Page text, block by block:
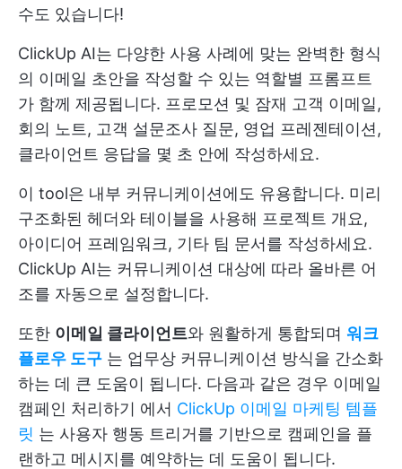
수도 있습니다!
ClickUp AI는 다양한 사용 사례에 맞는 완벽한 형식
의 이메일 초안을 작성할 수 있는 역할별 프롬프트
가 함께 제공됩니다. 프로모션 및 잠재 고객 이메일,
회의 노트, 고객 설문조사 질문, 영업 프레젠테이션,
클라이언트 응답을 몇 초 안에 작성하세요.
이 tool은 내부 커뮤니케이션에도 유용합니다. 미리
구조화된 헤더와 테이블을 사용해 프로젝트 개요,
아이디어 프레임워크, 기타 팀 문서를 작성하세요.
ClickUp AI는 커뮤니케이션 대상에 따라 올바른 어
조를 자동으로 설정합니다.
또한 이메일 클라이언트와 원활하게 통합되며 워크
플로우 도구 는 업무상 커뮤니케이션 방식을 간소화
하는 데 큰 도움이 됩니다. 다음과 같은 경우 이메일
캠페인 처리하기 에서 ClickUp 이메일 마케팅 템플
릿 는 사용자 행동 트리거를 기반으로 캠페인을 플
랜하고 메시지를 예약하는 데 도움이 됩니다.